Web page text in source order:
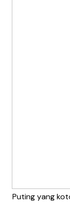
Puting yang